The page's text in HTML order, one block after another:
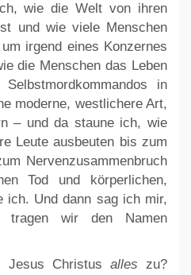
wie die Welt von ihren
und wie viele Menschen
irgend eines Konzernes
die Menschen das Leben
in
moderne, westlichere Art,
– und da staune ich, wie
Leute ausbeuten bis zum
Nervenzusammenbruch
Tod und körperlichen,
ich. Und dann sag ich mir,
wir den Namen
Jesus Christus alles zu?